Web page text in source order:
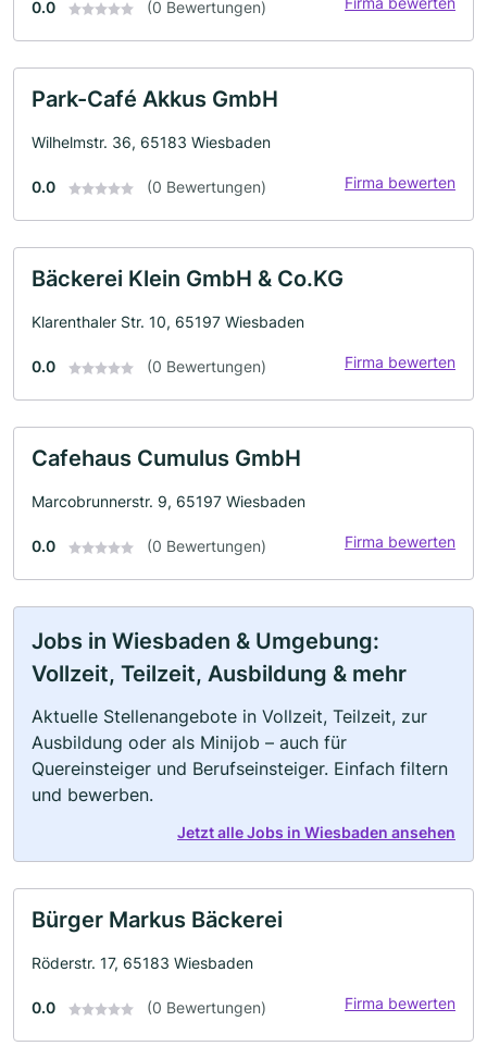
0.0 (0 Bewertungen)
Park-Café Akkus GmbH
Wilhelmstr. 36, 65183 Wiesbaden
0.0 (0 Bewertungen) Firma bewerten
Bäckerei Klein GmbH & Co.KG
Klarenthaler Str. 10, 65197 Wiesbaden
0.0 (0 Bewertungen) Firma bewerten
Cafehaus Cumulus GmbH
Marcobrunnerstr. 9, 65197 Wiesbaden
0.0 (0 Bewertungen) Firma bewerten
Jobs in Wiesbaden & Umgebung:
Vollzeit, Teilzeit, Ausbildung & mehr
Aktuelle Stellenangebote in Vollzeit, Teilzeit, zur
Ausbildung oder als Minijob – auch für
Quereinsteiger und Berufseinsteiger. Einfach filtern
und bewerben.
Jetzt alle Jobs in Wiesbaden ansehen
Bürger Markus Bäckerei
Röderstr. 17, 65183 Wiesbaden
0.0 (0 Bewertungen) Firma bewerten